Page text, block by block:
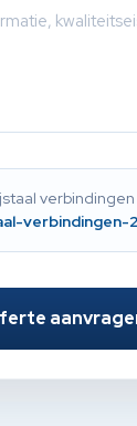
verbindingen-